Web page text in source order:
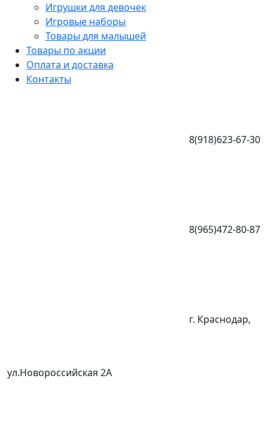
Игрушки для девочек
Игровые наборы
Товары для малышей
Товары по акции
Оплата и доставка
Контакты
8(918)623-67-30
8(965)472-80-87
г. Краснодар,
ул.Новороссийская 2А